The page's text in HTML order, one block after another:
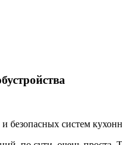
безопасных систем